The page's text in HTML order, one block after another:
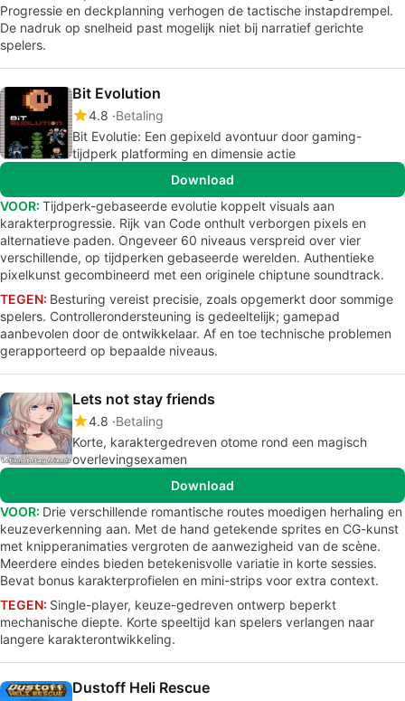
Progressie en deckplanning verhogen de tactische instapdrempel.
De nadruk op snelheid past mogelijk niet bij narratief gerichte
spelers.
Bit Evolution
4.8 Betaling
Bit Evolutie: Een gepixeld avontuur door gaming-
tijdperk platforming en dimensie actie
Download
VOOR: Tijdperk-gebaseerde evolutie koppelt visuals aan
karakterprogressie. Rijk van Code onthult verborgen pixels en
alternatieve paden. Ongeveer 60 niveaus verspreid over vier
verschillende, op tijdperken gebaseerde werelden. Authentieke
pixelkunst gecombineerd met een originele chiptune soundtrack.
TEGEN: Besturing vereist precisie, zoals opgemerkt door sommige
spelers. Controllerondersteuning is gedeeltelijk; gamepad
aanbevolen door de ontwikkelaar. Af en toe technische problemen
gerapporteerd op bepaalde niveaus.
Lets not stay friends
4.8 Betaling
Korte, karaktergedreven otome rond een magisch
overlevingsexamen
Download
VOOR: Drie verschillende romantische routes moedigen herhaling en
keuzeverkenning aan. Met de hand getekende sprites en CG-kunst
met knipperanimaties vergroten de aanwezigheid van de scène.
Meerdere eindes bieden betekenisvolle variatie in korte sessies.
Bevat bonus karakterprofielen en mini-strips voor extra context.
TEGEN: Single-player, keuze-gedreven ontwerp beperkt
mechanische diepte. Korte speeltijd kan spelers verlangen naar
langere karakterontwikkeling.
Dustoff Heli Rescue